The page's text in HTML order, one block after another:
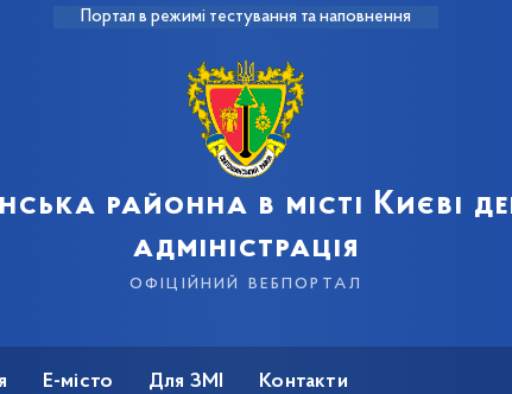
Портал в режимі тестування та наповнення
районна в місті Києві
адміністрація
офіційний вебпортал
Е-місто Для ЗМІ Контакти